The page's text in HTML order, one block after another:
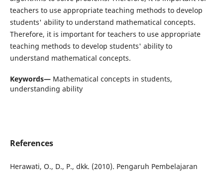
teachers to use appropriate teaching methods to develop
students' ability to understand mathematical concepts.
Therefore, it is important for teachers to use appropriate
teaching methods to develop students' ability to
understand mathematical concepts.
Keywords—Mathematical concepts in students,
understanding ability
References
Herawati, O., D., P., dkk. (2010). Pengaruh Pembelajaran